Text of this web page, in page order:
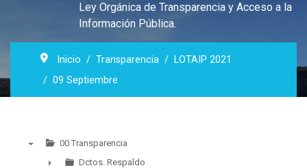
Ley Orgánica de Transparencia y Acceso a la
Información Pública.
Inicio Transparencia
LOTAIP 2021
09 Septiembre
00 Transparencia
Dctos. Respaldo